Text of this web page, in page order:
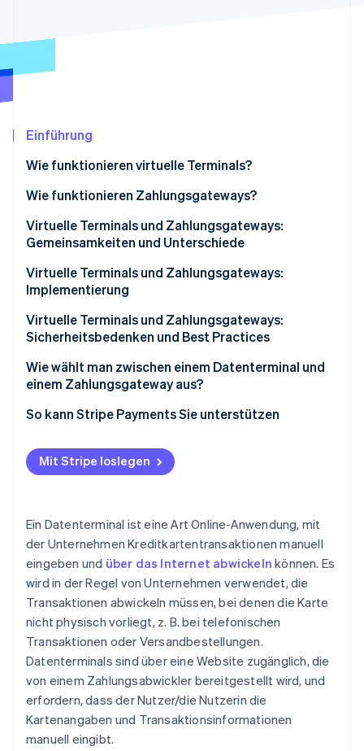
Start-up-Gründung
Climate
Stripe-Sessions 2026
Erfahren Sie, wie Stripe Lösungen für die
Jetzt ansehen
Einführung
Wie funktionieren virtuelle Terminals?
Wie funktionieren Zahlungsgateways?
Virtuelle Terminals und Zahlungsgateways:
Gemeinsamkeiten und Unterschiede
Gemeinsamkeiten
Unterschiede
Virtuelle Terminals und Zahlungsgateways:
Implementierung
Virtuelle Terminals implementieren
Virtuelle Terminals und Zahlungsgateways:
Sicherheitsbedenken und Best Practices
Sicherheitsbedenken bei virtuellen Terminals
Best Practices für virtuelle Terminals
Sicherheitsbedenken bei Zahlungsgateways
Best Practices für Zahlungsgateways
Wie wählt man zwischen einem Datenterminal und
einem Zahlungsgateway aus?
Wann ein Datenterminal sinnvoll ist
Wann ein Zahlungsgateway sinnvoll ist
Wann beide verwendet werden sollten
So kann Stripe Payments Sie unterstützen
Mit Stripe loslegen
Ein Datenterminal ist eine Art Online-Anwendung, mit
der Unternehmen Kreditkartentransaktionen manuell
eingeben und über das Internet abwickeln können. Es
wird in der Regel von Unternehmen verwendet, die
Transaktionen abwickeln müssen, bei denen die Karte
nicht physisch vorliegt, z. B. bei telefonischen
Transaktionen oder Versandbestellungen.
Datenterminals sind über eine Website zugänglich, die
von einem Zahlungsabwickler bereitgestellt wird, und
erfordern, dass der Nutzer/die Nutzerin die
Kartenangaben und Transaktionsinformationen
manuell eingibt.